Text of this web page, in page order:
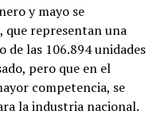
y mayo se
que representan una
de las 106.894 unidades
pero que en el
competencia, se
la industria nacional.